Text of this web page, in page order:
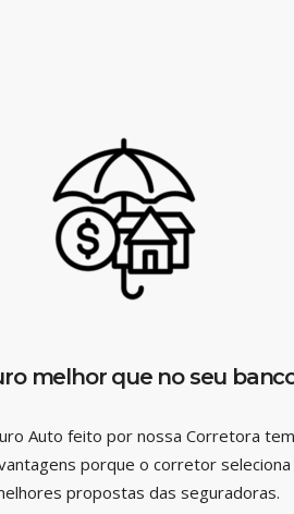
melhor que no seu
Auto feito por nossa Corretora tem
porque o corretor seleciona
propostas das seguradoras.